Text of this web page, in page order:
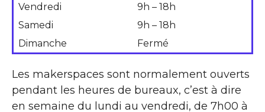
Vendredi
9h – 18h
Samedi
9h – 18h
Dimanche
Fermé
Les makerspaces sont normalement ouverts
pendant les heures de bureaux, c’est à dire
en semaine du lundi au vendredi, de 7h00 à